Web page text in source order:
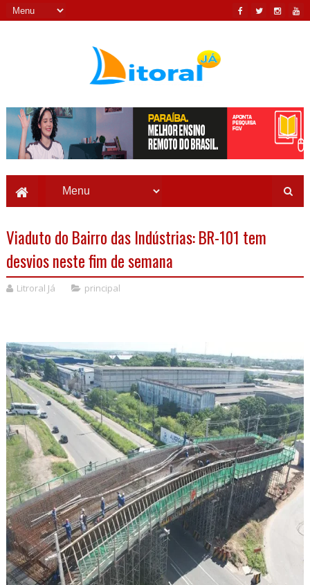
Viaduto do Bairro das Indústrias: BR-101 tem
desvios neste fim de semana
Litroral Já principal